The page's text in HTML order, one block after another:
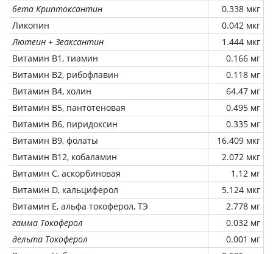
бета Криптоксантин
0.338 мкг
Ликопин
0.042 мкг
Лютеин + Зеаксантин
1.444 мкг
Витамин В1, тиамин
0.166 мг
Витамин В2, рибофлавин
0.118 мг
Витамин В4, холин
64.47 мг
Витамин В5, пантотеновая
0.495 мг
Витамин В6, пиридоксин
0.335 мг
Витамин В9, фолаты
16.409 мкг
Витамин В12, кобаламин
2.072 мкг
Витамин C, аскорбиновая
1.12 мг
Витамин D, кальциферол
5.124 мкг
Витамин Е, альфа токоферол, ТЭ
2.778 мг
гамма Токоферол
0.032 мг
дельта Токоферол
0.001 мг